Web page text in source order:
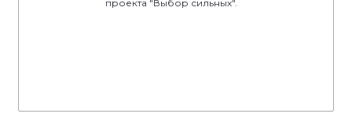
проекта "Выбор сильных".